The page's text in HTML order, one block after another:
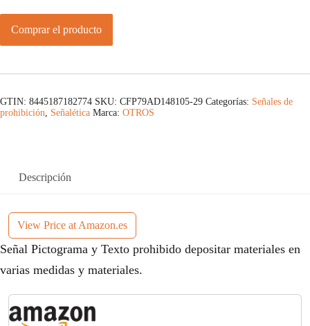
Comprar el producto
GTIN: 8445187182774 SKU: CFP79AD148105-29 Categorías: Señales de
prohibición, Señalética Marca: OTROS
Descripción
View Price at Amazon.es
Señal Pictograma y Texto prohibido depositar materiales en
varias medidas y materiales.